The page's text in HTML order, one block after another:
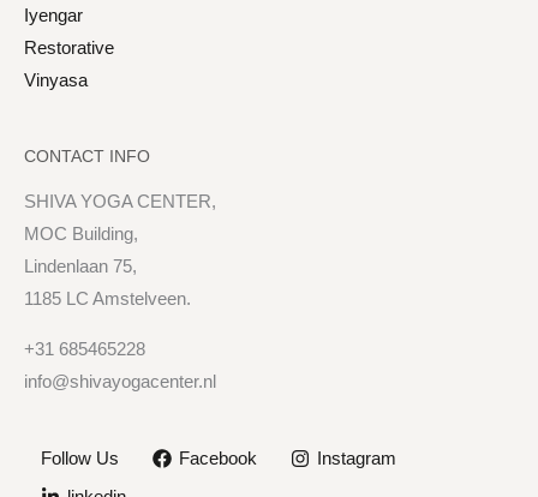
Iyengar
Restorative
Vinyasa
CONTACT INFO
SHIVA YOGA CENTER,
MOC Building,
Lindenlaan 75,
1185 LC Amstelveen.
+31 685465228
info@shivayogacenter.nl
Follow Us Facebook
Instagram